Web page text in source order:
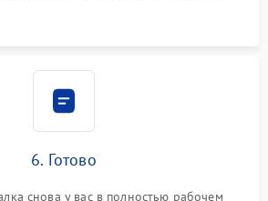
6. Готово
снова у вас в полностью рабочем